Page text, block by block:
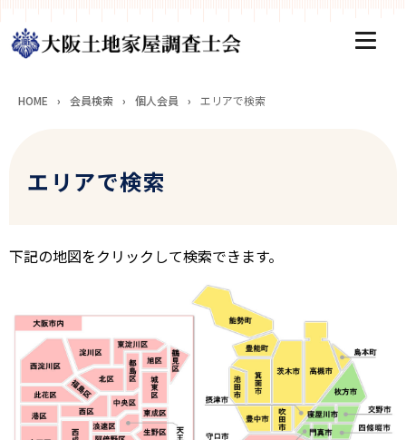
HOME › 会員検索 › 個人会員 › エリアで検索
エリアで検索
下記の地図をクリックして検索できます。